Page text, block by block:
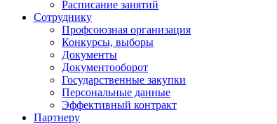
Расписание занятий
Сотруднику
Профсоюзная организация
Конкурсы, выборы
Документы
Документооборот
Государственные закупки
Персональные данные
Эффективный контракт
Партнеру